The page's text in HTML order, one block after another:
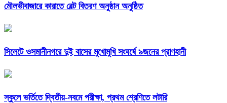
মৌলভীবাজারে কারাতে বেল্ট বিতরণ অনুষ্ঠান অনুষ্ঠিত
সিলেটে ওসমানীনগরে দুই বাসের মুখোমুখি সংঘর্ষে ৯জনের প্রাণহানী
স্কুলে ভর্তিতে দ্বিতীয়-নবমে পরীক্ষা, প্রথম শ্রেণিতে লটারি